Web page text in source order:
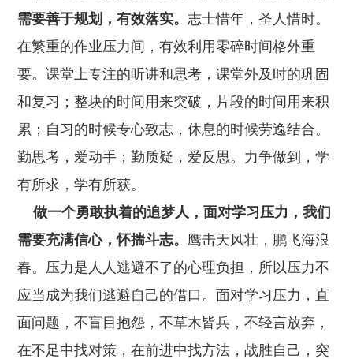
需要善于规划，有效落实。志士惜年，圣人惜时。
在繁重的作业压力间，有效利用零碎时间格外重
要。课堂上专注的听讲和思考，课堂外及时的巩固
和复习；整块的时间用来突破，片段的时间用来积
累；自习的时候专心致志，休息的时候劳逸结合。
勤思考，爱动手；勤质疑，爱反思。力争做到，学
有所求，学有所获。
做一个勇敢执着的追梦人，面对学习压力，我们
需要充满信心，怀揣斗志。 鹰击天风壮，鹏飞海浪
春。压力是人人逃避不了的心理负担，所以压力不
应当成为我们逃避自己的借口。面对学习压力，直
面问题，不盲目抱怨，不草木皆兵，不轻言放弃，
在不足中找对策，在前进中找方法，战胜自己，突